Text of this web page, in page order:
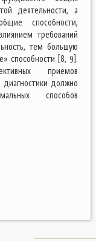
деятельности, а
способности,
требований
тем большую
способности [8, 9].
приемов
диагностики должно
способов